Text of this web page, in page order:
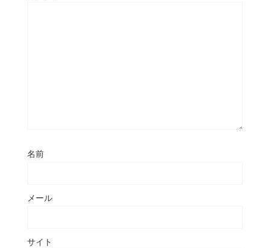
名前
メール
サイト